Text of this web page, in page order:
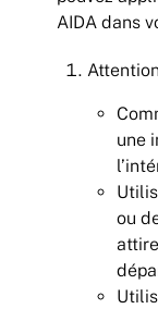
AIDA dans
une
ou